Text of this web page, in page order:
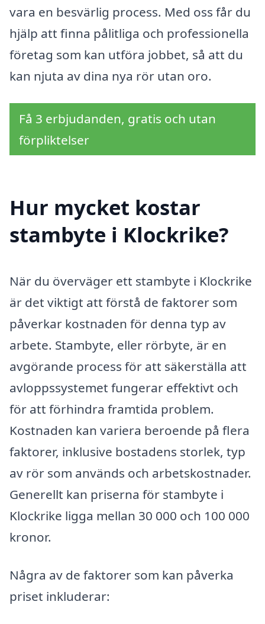
vara en besvärlig process. Med oss får du
hjälp att finna pålitliga och professionella
företag som kan utföra jobbet, så att du
kan njuta av dina nya rör utan oro.
Få 3 erbjudanden, gratis och utan
förpliktelser
Hur mycket kostar
stambyte i Klockrike?
När du överväger ett stambyte i Klockrike
är det viktigt att förstå de faktorer som
påverkar kostnaden för denna typ av
arbete. Stambyte, eller rörbyte, är en
avgörande process för att säkerställa att
avloppssystemet fungerar effektivt och
för att förhindra framtida problem.
Kostnaden kan variera beroende på flera
faktorer, inklusive bostadens storlek, typ
av rör som används och arbetskostnader.
Generellt kan priserna för stambyte i
Klockrike ligga mellan 30 000 och 100 000
kronor.
Några av de faktorer som kan påverka
priset inkluderar: